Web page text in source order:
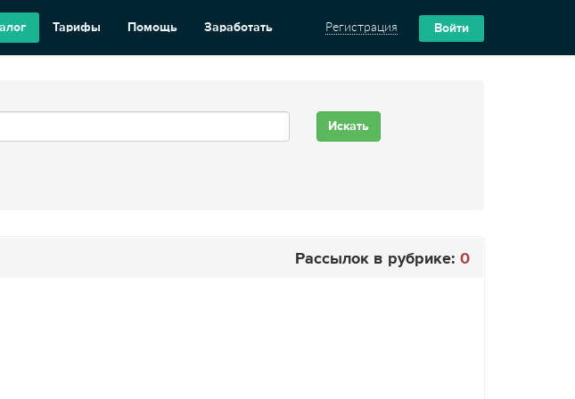
Тарифы Помощь Заработать Регистрация Войти
Рассылок в рубрике: 0